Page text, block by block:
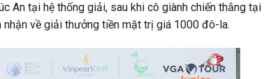
An tại hệ thống giải, sau khi cô giành chiến thắng tại
về giải thưởng tiền mặt trị giá 1000 đô-la.